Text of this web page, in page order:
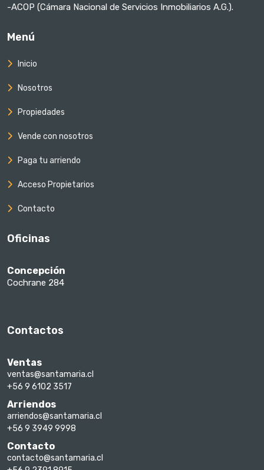
-ACOP (Cámara Nacional de Servicios Inmobiliarios A.G.).
Menú
Inicio
Nosotros
Propiedades
Vende con nosotros
Paga tu arriendo
Acceso Propietarios
Contacto
Oficinas
Concepción
Cochrane 284
Contactos
Ventas
ventas@santamaria.cl
+56 9 6102 3517
Arriendos
arriendos@santamaria.cl
+56 9 3949 9998
Contacto
contacto@santamaria.cl